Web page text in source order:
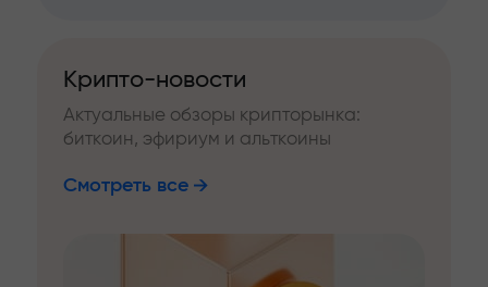
Крипто-новости
Актуальные обзоры крипторынка:
биткоин, эфириум и альткоины
Смотреть все